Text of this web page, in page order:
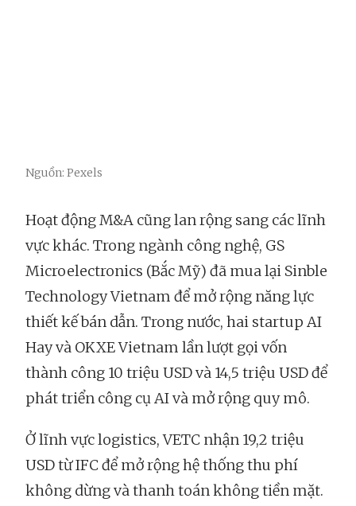
Nguồn: Pexels
Hoạt động M&A cũng lan rộng sang các lĩnh
vực khác. Trong ngành công nghệ, GS
Microelectronics (Bắc Mỹ) đã mua lại Sinble
Technology Vietnam để mở rộng năng lực
thiết kế bán dẫn. Trong nước, hai startup AI
Hay và OKXE Vietnam lần lượt gọi vốn
thành công 10 triệu USD và 14,5 triệu USD để
phát triển công cụ AI và mở rộng quy mô.
Ở lĩnh vực logistics, VETC nhận 19,2 triệu
USD từ IFC để mở rộng hệ thống thu phí
không dừng và thanh toán không tiền mặt.